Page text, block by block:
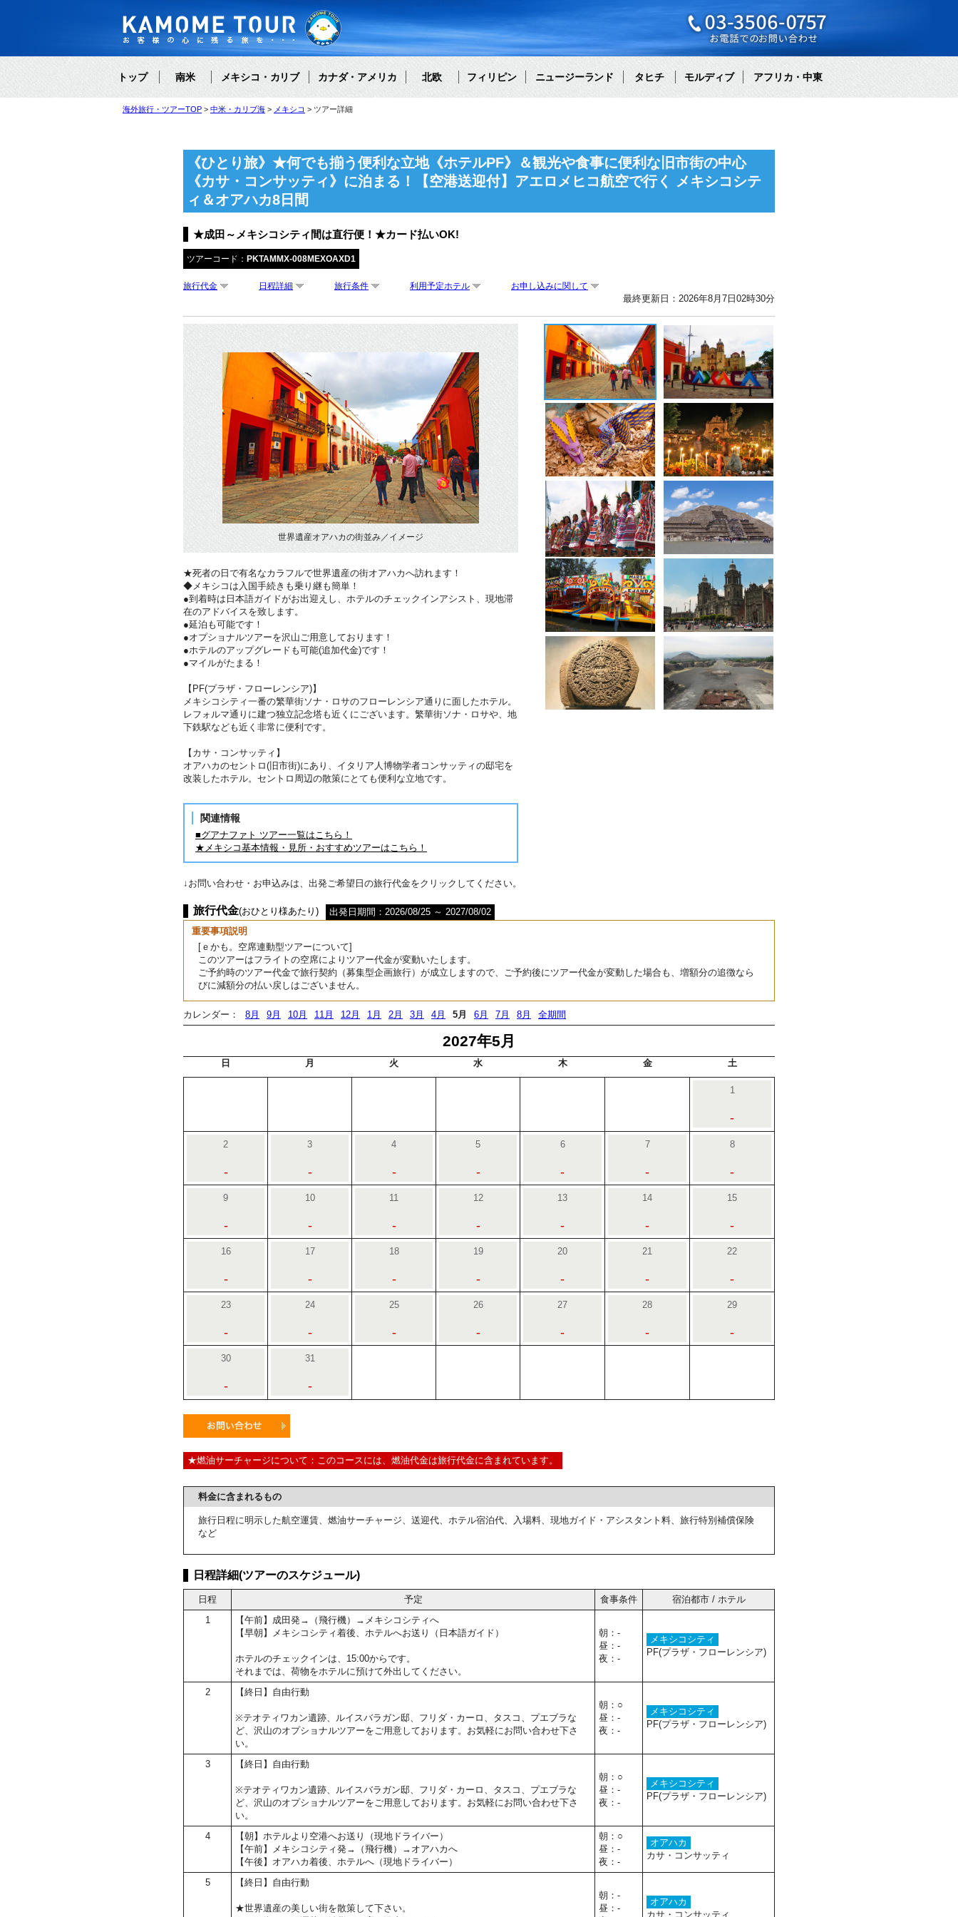
トップ 南米 メキシコ・カリブ カナダ・アメリカ 北欧 フィリピン ニュージーランド タヒチ モルディブ アフリカ・中東
海外旅行・ツアーTOP 中米・カリブ海 メキシコ ツアー詳細
《ひとり旅》★何でも揃う便利な立地《ホテルPF》＆観光や食事に便利な旧市街の中心
《カサ・コンサッティ》に泊まる！【空港送迎付】アエロメヒコ航空で行く メキシコシテ
ィ＆オアハカ8日間
★成田～メキシコシティ間は直行便！★カード払いOK!
ツアーコード： PKTAMMX-008MEXOAXD1
旅行代金 日程詳細 旅行条件 利用予定ホテル お申し込みに関して
最終更新日：2026年8月7日02時30分
世界遺産オアハカの街並み／イメージ
★死者の日で有名なカラフルで世界遺産の街オアハカへ訪れます！
◆メキシコは入国手続きも乗り継も簡単！
●到着時は日本語ガイドがお出迎えし、ホテルのチェックインアシスト、現地滞
在のアドバイスを致します。
●延泊も可能です！
●オプショナルツアーを沢山ご用意しております！
●ホテルのアップグレードも可能(追加代金)です！
●マイルがたまる！
【PF(プラザ・フローレンシア)】
メキシコシティ一番の繁華街ソナ・ロサのフローレンシア通りに面したホテル。
レフォルマ通りに建つ独立記念塔も近くにございます。繁華街ソナ・ロサや、地
下鉄駅なども近く非常に便利です。
【カサ・コンサッティ】
オアハカのセントロ(旧市街)にあり、イタリア人博物学者コンサッティの邸宅を
改装したホテル。セントロ周辺の散策にとても便利な立地です。
関連情報
■グアナファト ツアー一覧はこちら！
★メキシコ基本情報・見所・おすすめツアーはこちら！
↓お問い合わせ・お申込みは、出発ご希望日の旅行代金をクリックしてください。
旅行代金(おひとり様あたり)
出発日期間：2026/08/25 ～ 2027/08/02
重要事項説明
[ｅかも。空席連動型ツアーについて]
このツアーはフライトの空席によりツアー代金が変動いたします。
ご予約時のツアー代金で旅行契約（募集型企画旅行）が成立しますので、ご予約後にツアー代金が変動した場合も、増額分の追徴なら
びに減額分の払い戻しはございません。
カレンダー： 8月 9月 10月 11月 12月 1月 2月 3月 4月 5月 6月 7月 8月 全期間
2027年5月
日 月 火 水 木 金 土
1
-
2
-
3
-
4
-
5
-
6
-
7
-
8
-
9
-
10
-
11
-
12
-
13
-
14
-
15
-
16
-
17
-
18
-
19
-
20
-
21
-
22
-
23
-
24
-
25
-
26
-
27
-
28
-
29
-
30
-
31
-
★燃油サーチャージについて：このコースには、燃油代金は旅行代金に含まれています。
料金に含まれるもの
旅行日程に明示した航空運賃、燃油サーチャージ、送迎代、ホテル宿泊代、入場料、現地ガイド・アシスタント料、旅行特別補償保険
など
日程詳細(ツアーのスケジュール)
日程 予定 食事条件
宿泊都市 / ホテル
1
【午前】成田発→（飛行機）→メキシコシティへ
【早朝】メキシコシティ着後、ホテルへお送り（日本語ガイド）
ホテルのチェックインは、15:00からです。
それまでは、荷物をホテルに預けて外出してください。
朝：-
昼：-
夜：-
メキシコシティ
PF(プラザ・フローレンシア)
2 【終日】自由行動
※テオティワカン遺跡、ルイスバラガン邸、フリダ・カーロ、タスコ、プエブラな
ど、沢山のオプショナルツアーをご用意しております。お気軽にお問い合わせ下さ
い。
朝：○
昼：-
夜：-
メキシコシティ
PF(プラザ・フローレンシア)
3 【終日】自由行動
※テオティワカン遺跡、ルイスバラガン邸、フリダ・カーロ、タスコ、プエブラな
ど、沢山のオプショナルツアーをご用意しております。お気軽にお問い合わせ下さ
い。
朝：○
昼：-
夜：-
メキシコシティ
PF(プラザ・フローレンシア)
4
【朝】ホテルより空港へお送り（現地ドライバー）
【午前】メキシコシティ発→（飛行機）→オアハカへ
【午後】オアハカ着後、ホテルへ（現地ドライバー）
朝：○
昼：-
夜：-
オアハカ
カサ・コンサッティ
5 【終日】自由行動
★世界遺産の美しい街を散策して下さい。
朝：-
昼：-
オアハカ
カサ・コンサッティ